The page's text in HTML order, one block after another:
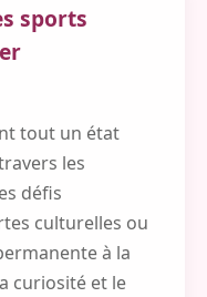
sports
tout un état
les
défis
culturelles ou
à la
curiosité et le